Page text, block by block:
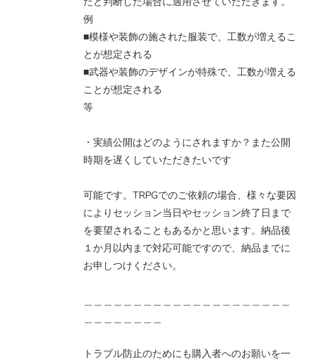
例
■模様や装飾の施された服装で、工数が増えるこ
とが想定される
■武器や装飾のデザインが特殊で、工数が増える
ことが想定される
等
・実績公開はどのようにされますか？また公開
時期を遅くしていただきたいです
可能です。TRPGでのご依頼の場合、様々な要因
によりセッション当日やセッション終了日まで
を要望されることもあるかと思います。納品後
１か月以内まで対応可能ですので、納品までに
お申しつけください。
トラブル防止のためにも購入者へのお願いを一